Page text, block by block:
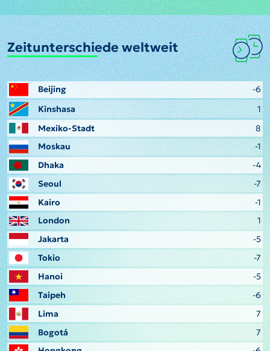
Zeitunterschiede weltweit
Beijing
-6
Kinshasa
1
Mexiko-Stadt
8
Moskau
-1
Dhaka
-4
Seoul
-7
Kairo
-1
London
1
Jakarta
-5
Tokio
-7
Hanoi
-5
Taipeh
-6
Lima
7
Bogotá
7